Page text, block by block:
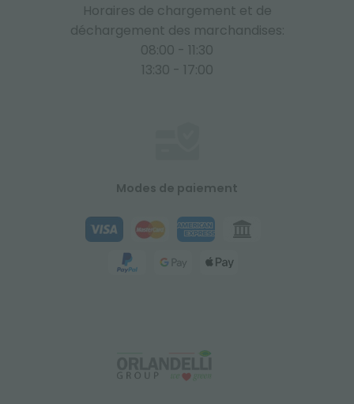
Horaires de chargement et de
déchargement des marchandises:
08:00 - 11:30
13:30 - 17:00
Modes de paiement